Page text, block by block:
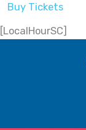
Buy Tickets
[LocalHourSC]